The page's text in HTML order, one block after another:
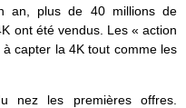
an, plus de 40 millions de
ont été vendus. Les « action
capter la 4K tout comme les
nez les premières offres.